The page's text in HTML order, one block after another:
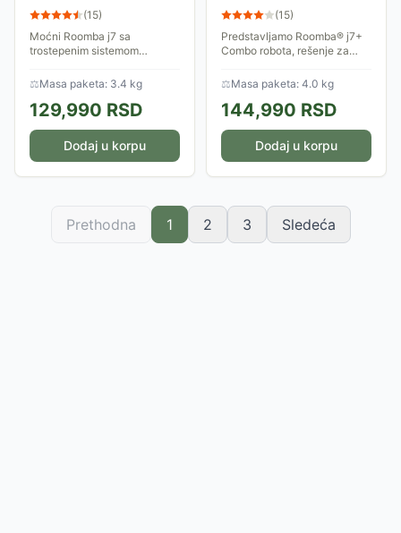
(15)
Moćni Roomba j7 sa
trostepenim sistemom
snažnijim usisavanjem sadrži
bočnu četku za čišćenje ivica
i uglova, dvostruke gumene...
⚖Masa paketa: 3.4 kg
129,990 RSD
Dodaj u korpu
J7+ (c7558)
(15)
Predstavljamo Roomba® j7+
Combo robota, rešenje za
kao nikada ranije. Za razliku
od standardnog 2 u 1
Kombinovanog...
⚖Masa paketa: 4.0 kg
144,990 RSD
Dodaj u korpu
Prethodna 1 2 3 Sledeća